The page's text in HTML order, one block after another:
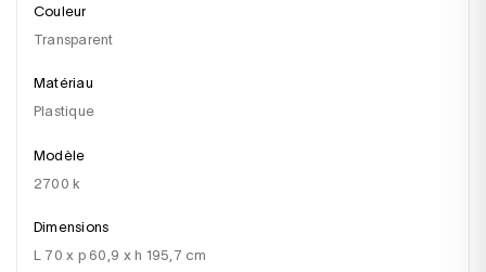
Couleur
transparent
Matériau
plastique
Modèle
2700 k
Dimensions
l 70 x p 60,9 x h 195,7 cm